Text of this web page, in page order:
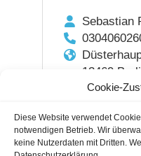
Cookie-
Diese Website verwendet
notwendigen Betrieb. Wir
keine Nutzerdaten mit Dritten.
Sebastian
13469